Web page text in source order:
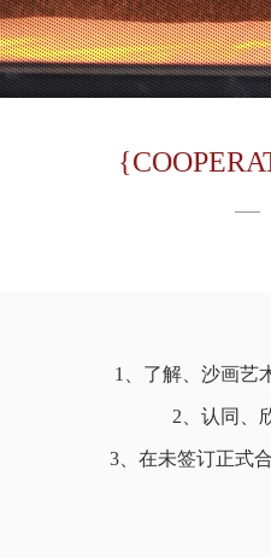
1、了解、沙画艺
2、认同、
3、在未签订正式